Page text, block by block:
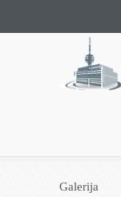
Galerija